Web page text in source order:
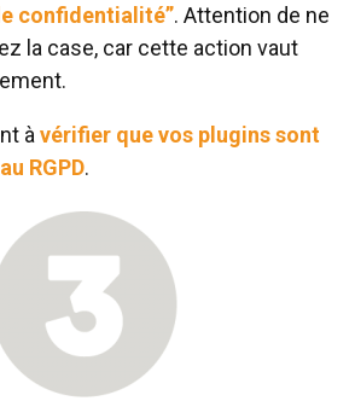
confidentialité”. Attention de ne
la case, car cette action vaut
à vérifier que vos plugins sont
RGPD.